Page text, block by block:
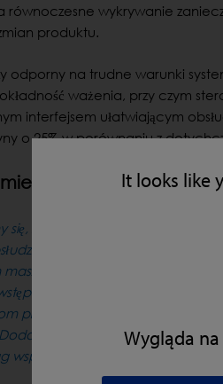
It looks like
Wygląda
równoczesne wykrywanie
produktu.
odporny na trudne warunki
ważenia, przy czym
interfejsem ułatwiającym
o 25% w porównaniu z
się, że rozwiązanie Loma jest dla
i teraz nie musimy już
Bardzo odpowiada nam
ustawionymi
produktu, co ostatecznie
oszczędności wynikają
programem obsługi